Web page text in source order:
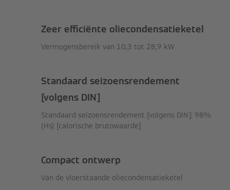
Zeer efficiënte oliecondensatieketel
Vermogensbereik van 10,3 tot 28,9 kW
Standaard seizoensrendement
[volgens DIN]
Standaard seizoensrendement [volgens DIN]: 98%
(Hs) [calorische brutowaarde]
Compact ontwerp
Van de vloerstaande oliecondensatieketel